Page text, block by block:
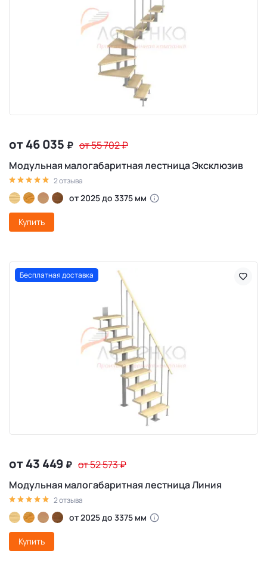
от 46 035 ₽ от 55 702₽
Модульная малогабаритная лестница Эксклюзив
2 отзыва
от 2025 до 3375 мм
Купить
Бесплатная доставка
от 43 449 ₽ от 52 573₽
Модульная малогабаритная лестница Линия
2 отзыва
от 2025 до 3375 мм
Купить